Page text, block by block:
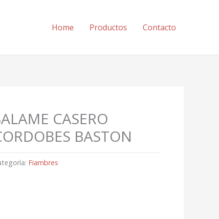
Home Productos Contacto
CASERO
BASTON
Fiambres